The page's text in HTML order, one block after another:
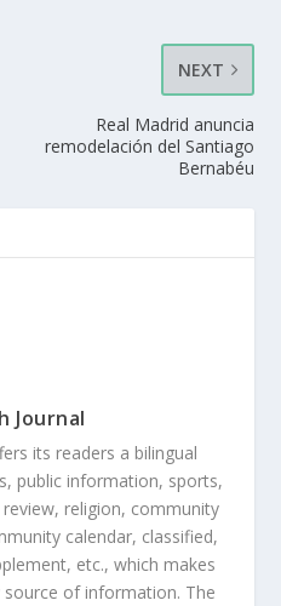
NEXT
Real Madrid anuncia
remodelación del Santiago
Bernabéu
Journal
its readers a bilingual
public information, sports,
review, religion, community
calendar, classified,
etc., which makes
of information. The